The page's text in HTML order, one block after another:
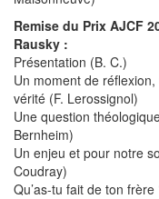
Remise du Prix AJCF
Rausky :
Présentation (B. C.)
Un moment de
vérité (F. Lerossignol)
Une question
Bernheim)
Un enjeu et pour notre
Coudray)
Qu’as-tu fait de ton